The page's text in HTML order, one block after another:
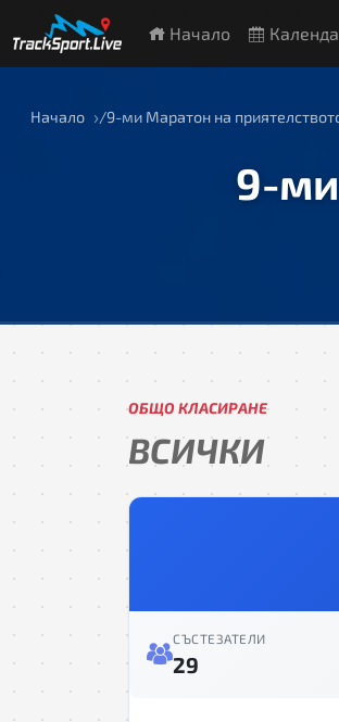
Начало
Начало 9-ми Маратон на
9-ми
ОБЩО КЛАСИРАНЕ
ВСИЧКИ
СЪСТЕЗАТЕЛИ
29